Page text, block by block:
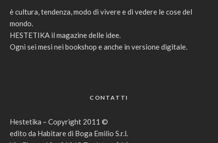
è cultura, tendenza, modo di vivere e di vedere le cose del
mondo.
HESTETIKA il magazine delle idee.
Ogni sei mesi nei bookshop e anche in versione digitale.
CONTATTI
Hestetika – Copyright 2011 ©
edito da Habitare di Boga Emilio S.r.l.